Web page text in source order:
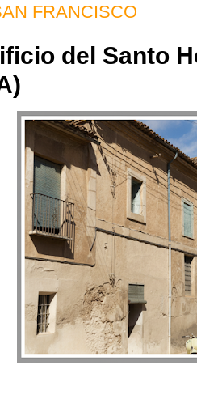
FRANCISCO
del Santo